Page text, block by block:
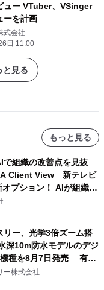
ュー VTuber、VSinger
ーを計画
式会社
日 11:00
と見る
もっと見る
で組織の改善点を見抜
Client View 新テレビ
プション！ AIが組織の
析し労務改善を支援。 藤
グ動画公開 「もしAIが
」「昨年の夏はカブトム
り、虫と戦ったり…」
リー、光学3倍ズーム搭
深10m防水モデルのデジ
機種を8月7日発売 有効
、用途別に選べるコンデ
ー株式会社